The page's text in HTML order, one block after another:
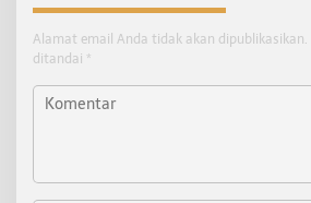
Alamat email Anda tidak akan dipublikasikan.
ditandai *